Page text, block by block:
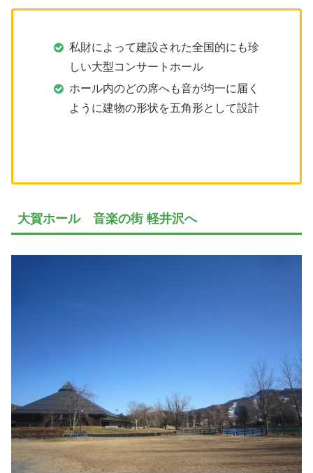
私財によって建設された全国的にも珍
しい大型コンサートホール
ホール内のどの席へも音が均一に届く
ように建物の形状を五角形として設計
大賀ホール 音楽の街 軽井沢へ